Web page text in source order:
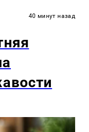
40 минут назад